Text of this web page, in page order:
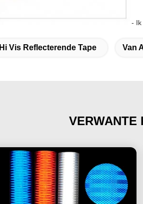
- Ik
Hi Vis Reflecterende Tape Van
VERWANTE